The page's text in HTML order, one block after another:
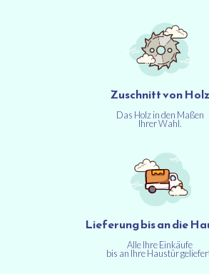
Zuschnitt von Holz
Das Holz in den Maßen
Ihrer Wahl.
Lieferung bis an die
Alle Ihre Einkäufe
bis an Ihre Haustür